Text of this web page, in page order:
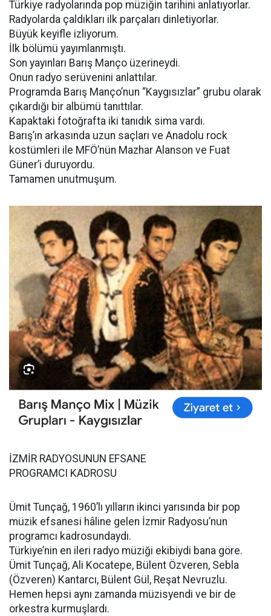
Türkiye radyolarında pop müziğin tarihini anlatıyorlar.
Radyolarda çaldıkları ilk parçaları dinletiyorlar.
Büyük keyifle izliyorum.
İlk bölümü yayımlanmıştı.
Son yayınları Barış Manço üzerineydi.
Onun radyo serüvenini anlattılar.
Programda Barış Manço’nun “Kaygısızlar” grubu olarak
çıkardığı bir albümü tanıttılar.
Kapaktaki fotoğrafta iki tanıdık sima vardı.
Barış’ın arkasında uzun saçları ve Anadolu rock
kostümleri ile MFÖ’nün Mazhar Alanson ve Fuat
Güner’i duruyordu.
Tamamen unutmuşum.
İZMİR RADYOSUNUN EFSANE
PROGRAMCI KADROSU
Ümit Tunçağ, 1960’lı yılların ikinci yarısında bir pop
müzik efsanesi hâline gelen İzmir Radyosu’nun
programcı kadrosundaydı.
Türkiye’nin en ileri radyo müziği ekibiydi bana göre.
Ümit Tunçağ, Ali Kocatepe, Bülent Özveren, Sebla
(Özveren) Kantarcı, Bülent Gül, Reşat Nevruzlu.
Hemen hepsi aynı zamanda müzisyendi ve bir de
orkestra kurmuşlardı.